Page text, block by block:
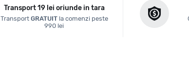
Transport 19 lei oriunde in tara
Transport GRATUITla comenzi peste
990 lei